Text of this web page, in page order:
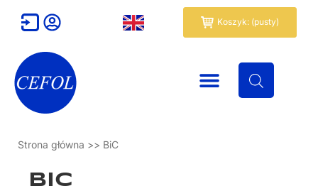
Koszyk: (pusty)
Wózek
Strona główna >> BiC
BIC